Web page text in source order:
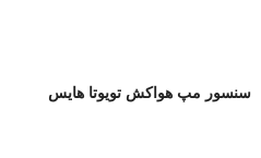
سنسور مپ هواکش تویوتا هایس